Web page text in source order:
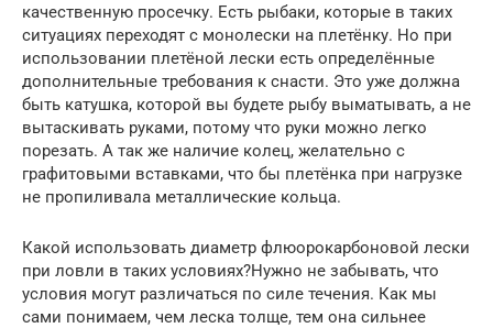
качественную просечку. Есть рыбаки, которые в таких
ситуациях переходят с монолески на плетёнку. Но при
использовании плетёной лески есть определённые
дополнительные требования к снасти. Это уже должна
быть катушка, которой вы будете рыбу выматывать, а не
вытаскивать руками, потому что руки можно легко
порезать. А так же наличие колец, желательно с
графитовыми вставками, что бы плетёнка при нагрузке
не пропиливала металлические кольца.
Какой использовать диаметр флюорокарбоновой лески
при ловли в таких условиях?Нужно не забывать, что
условия могут различаться по силе течения. Как мы
сами понимаем, чем леска толще, тем она сильнее